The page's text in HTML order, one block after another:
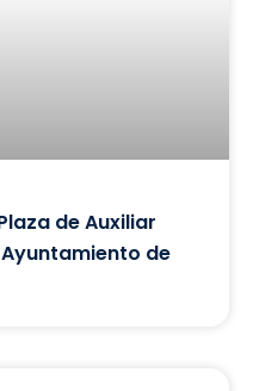
de Auxiliar
de